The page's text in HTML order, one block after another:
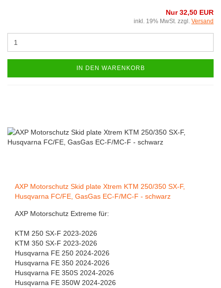
Nur 32,50 EUR
inkl. 19% MwSt. zzgl. Versand
IN DEN WARENKORB
AXP Motorschutz Skid plate Xtrem KTM 250/350 SX-F,
Husqvarna FC/FE, GasGas EC-F/MC-F - schwarz
AXP Motorschutz Extreme für:
KTM 250 SX-F 2023-2026
KTM 350 SX-F 2023-2026
Husqvarna FE 250 2024-2026
Husqvarna FE 350 2024-2026
Husqvarna FE 350S 2024-2026
Husqvarna FE 350W 2024-2026